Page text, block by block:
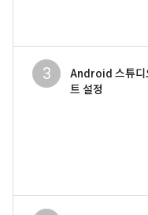
3
Android 스튜디
트 설정